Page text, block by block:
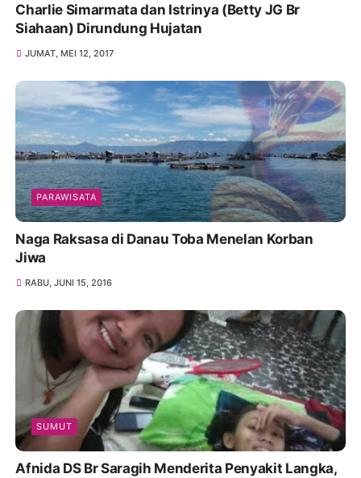
Charlie Simarmata dan Istrinya (Betty JG Br
Siahaan) Dirundung Hujatan
JUMAT, MEI 12, 2017
PARAWISATA
Naga Raksasa di Danau Toba Menelan Korban
Jiwa
RABU, JUNI 15, 2016
SUMUT
Afnida DS Br Saragih Menderita Penyakit Langka,